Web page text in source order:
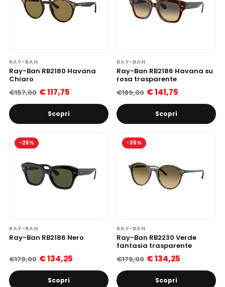
RAY-BAN
Ray-Ban RB2180 Havana
Chiaro
€157,00 € 117,75
Scopri
RAY-BAN
Ray-Ban RB2186 Havana su
rosa trasparente
€189,00 € 141,75
Scopri
-25%
RAY-BAN
Ray-Ban RB2186 Nero
€179,00 € 134,25
Scopri
-25%
RAY-BAN
Ray-Ban RB2230 Verde
fantasia trasparente
€179,00 € 134,25
Scopri